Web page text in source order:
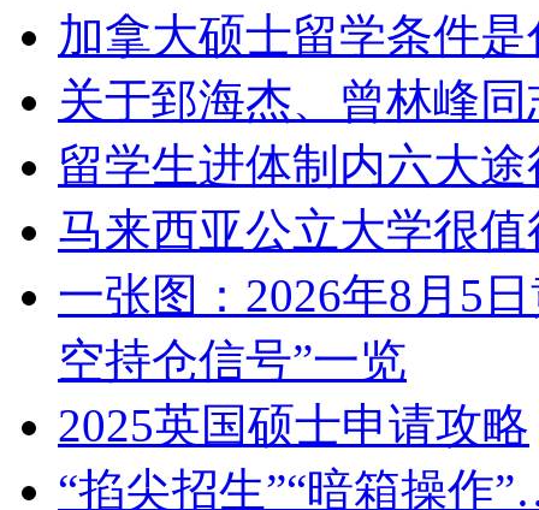
加拿大硕士留学条件
关于郅海杰、曾林峰
留学生进体制内六大
马来西亚公立大学很值
一张图：2026年8月5
空持仓信号”一览
2025英国硕士申请攻略
“掐尖招生”“暗箱操